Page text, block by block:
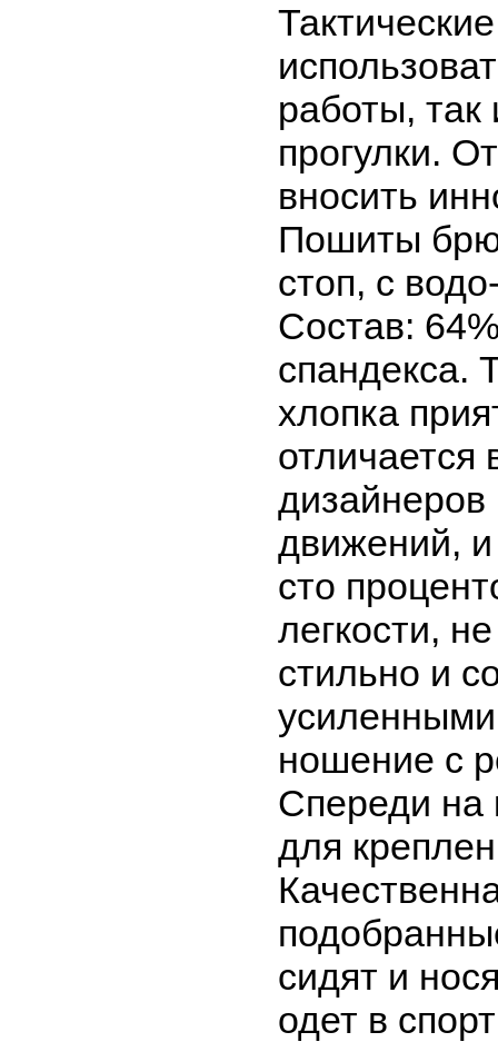
работы, так
прогулки.
вносить
Пошиты
стоп, с
Состав:
спандекса.
хлопка
отличается
движений, и
сто
легкости,
стильно и
ношение с
Спереди на
для
сидят и
одет в